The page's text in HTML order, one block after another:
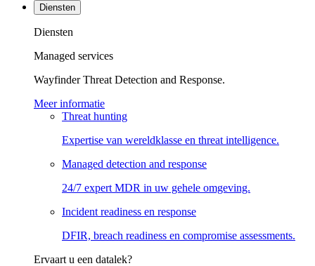
Diensten
Diensten
Managed services
Wayfinder Threat Detection and Response.
Meer informatie
Threat hunting
Expertise van wereldklasse en threat intelligence.
Managed detection and response
24/7 expert MDR in uw gehele omgeving.
Incident readiness en response
DFIR, breach readiness en compromise assessments.
Ervaart u een datalek?